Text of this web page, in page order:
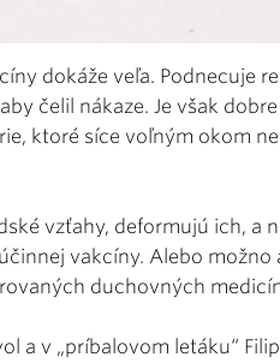
dokáže veľa. Podnecuje
čelil nákaze. Je však dobre
ktoré síce voľným okom
vzťahy, deformujú ich, a
vakcíny. Alebo možno
duchovných
a v „príbalovom letáku“